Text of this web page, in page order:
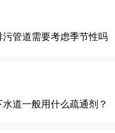
污管道需要考虑季节性吗
道一般用什么疏通剂？